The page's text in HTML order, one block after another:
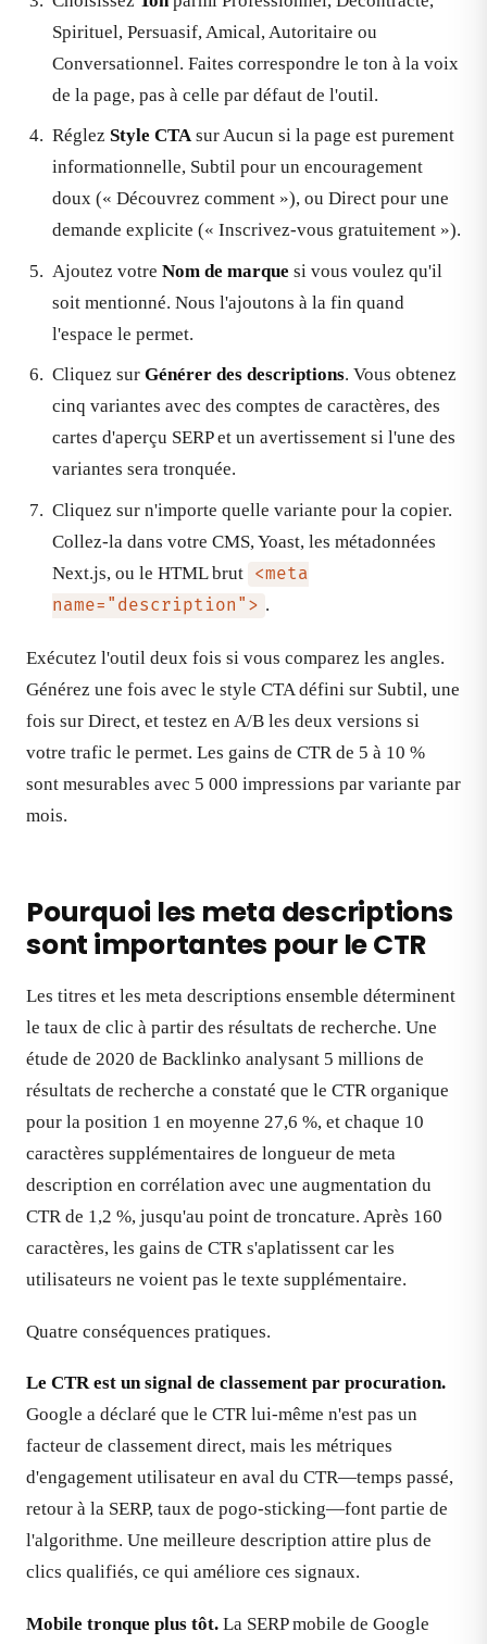
Spirituel, Persuasif, Amical, Autoritaire ou
Conversationnel. Faites correspondre le ton à la voix
de la page, pas à celle par défaut de l'outil.
Réglez Style CTAsur Aucun si la page est purement
informationnelle, Subtil pour un encouragement
doux (« Découvrez comment »), ou Direct pour une
demande explicite (« Inscrivez-vous gratuitement »).
Ajoutez votre Nom de marque si vous voulez qu'il
soit mentionné. Nous l'ajoutons à la fin quand
l'espace le permet.
Cliquez sur Générer des descriptions. Vous obtenez
cinq variantes avec des comptes de caractères, des
cartes d'aperçu SERP et un avertissement si l'une des
variantes sera tronquée.
Cliquez sur n'importe quelle variante pour la copier.
Collez-la dans votre CMS, Yoast, les métadonnées
Next.js, ou le HTML brut <meta
name="description"> .
Exécutez l'outil deux fois si vous comparez les angles.
Générez une fois avec le style CTA défini sur Subtil, une
fois sur Direct, et testez en A/B les deux versions si
votre trafic le permet. Les gains de CTR de 5 à 10 %
sont mesurables avec 5 000 impressions par variante par
mois.
Pourquoi les meta descriptions
sont importantes pour le CTR
Les titres et les meta descriptions ensemble déterminent
le taux de clic à partir des résultats de recherche. Une
étude de 2020 de Backlinko analysant 5 millions de
résultats de recherche a constaté que le CTR organique
pour la position 1 en moyenne 27,6 %, et chaque 10
caractères supplémentaires de longueur de meta
description en corrélation avec une augmentation du
CTR de 1,2 %, jusqu'au point de troncature. Après 160
caractères, les gains de CTR s'aplatissent car les
utilisateurs ne voient pas le texte supplémentaire.
Quatre conséquences pratiques.
Le CTR est un signal de classement par procuration.
Google a déclaré que le CTR lui-même n'est pas un
facteur de classement direct, mais les métriques
d'engagement utilisateur en aval du CTR—temps passé,
retour à la SERP, taux de pogo-sticking—font partie de
l'algorithme. Une meilleure description attire plus de
clics qualifiés, ce qui améliore ces signaux.
Mobile tronque plus tôt. La SERP mobile de Google